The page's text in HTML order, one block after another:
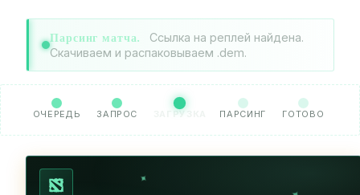
Парсинг матча.
Ссылка на реплей найдена.
Скачиваем и распаковываем .dem.
ОЧЕРЕДЬ ЗАПРОС ЗАГРУЗКА ПАРСИНГ ГОТОВО
✦